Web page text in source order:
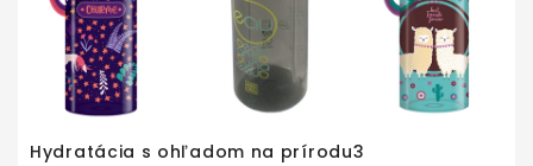
Hydratácia s ohľadom na prírodu3